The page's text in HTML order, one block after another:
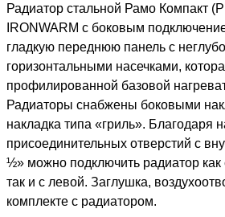
Радиатор стальной Рамо Компакт
IRONWARM с боковым
гладкую переднюю панель с
горизонтальными насечками,
профилированной базовой
Радиаторы снабжены боковыми
накладка типа «гриль». Благодаря
присоединительных отверстий с
½» можно подключить радиатор как
так и с левой. Заглушка,
комплекте с радиатором.